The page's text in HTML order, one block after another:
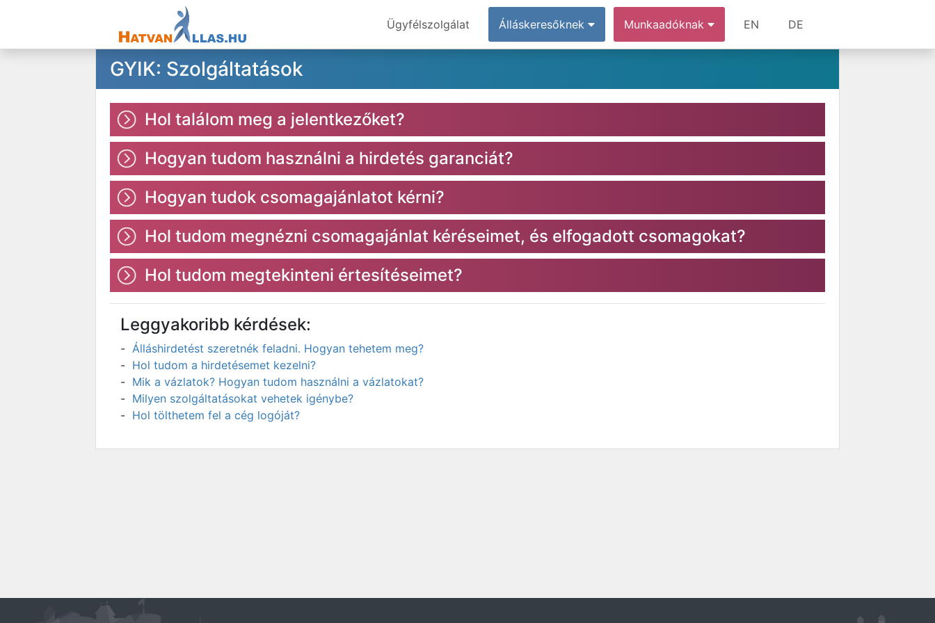
Ügyfélszolgálat Álláskeresőknek Munkaadóknak EN DE
GYIK: Szolgáltatások
Hol találom meg a jelentkezőket?
Hogyan tudom használni a hirdetés garanciát?
Hogyan tudok csomagajánlatot kérni?
Hol tudom megnézni csomagajánlat kéréseimet, és elfogadott csomagokat?
Hol tudom megtekinteni értesítéseimet?
Leggyakoribb kérdések:
Álláshirdetést szeretnék feladni. Hogyan tehetem meg?
Hol tudom a hirdetésemet kezelni?
Mik a vázlatok? Hogyan tudom használni a vázlatokat?
Milyen szolgáltatásokat vehetek igénybe?
Hol tölthetem fel a cég logóját?